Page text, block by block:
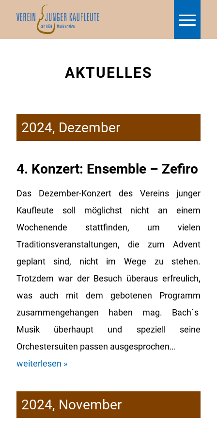
AKTUELLES
2024, Dezember
4. Konzert: Ensemble – Zefiro
Das Dezember-Konzert des Vereins junger
Kaufleute soll möglichst nicht an einem
Wochenende stattfinden, um vielen
Traditionsveranstaltungen, die zum Advent
geplant sind, nicht im Wege zu stehen.
Trotzdem war der Besuch überaus erfreulich,
was auch mit dem gebotenen Programm
zusammengehangen haben mag. Bach´s
Musik überhaupt und speziell seine
Orchestersuiten passen ausgesprochen…
weiterlesen »
2024, November